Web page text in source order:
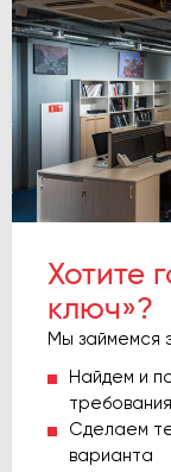
Хотите
ключ»?
Мы займемся
Найдем и
Сделаем
варианта